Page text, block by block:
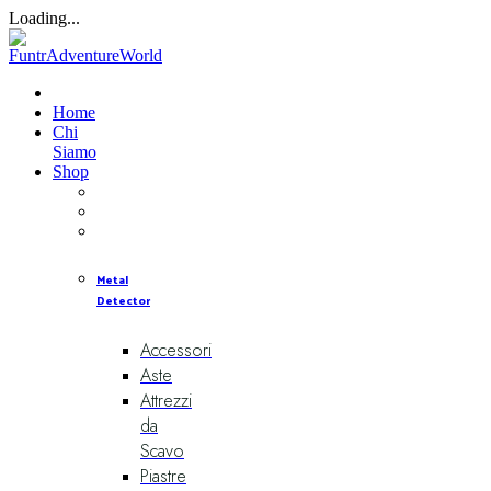
Loading...
Home
Chi
Siamo
Shop
Metal
Detector
Accessori
Aste
Attrezzi
da
Scavo
Piastre